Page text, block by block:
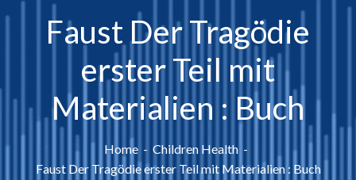
Faust Der Tragödie
erster Teil mit
Materialien : Buch
Home
Children Health
Faust Der Tragödie erster Teil mit Materialien : Buch